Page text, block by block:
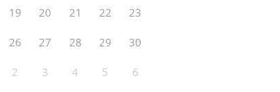
19 20 21 22 23
26 27 28 29 30
2 3 4 5 6